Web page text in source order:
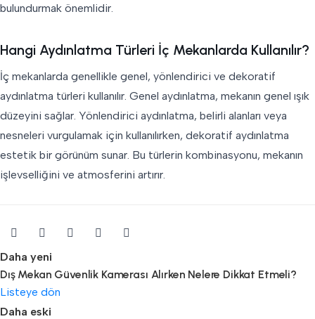
bulundurmak önemlidir.
Hangi Aydınlatma Türleri İç Mekanlarda Kullanılır?
İç mekanlarda genellikle genel, yönlendirici ve dekoratif
aydınlatma türleri kullanılır. Genel aydınlatma, mekanın genel ışık
düzeyini sağlar. Yönlendirici aydınlatma, belirli alanları veya
nesneleri vurgulamak için kullanılırken, dekoratif aydınlatma
estetik bir görünüm sunar. Bu türlerin kombinasyonu, mekanın
işlevselliğini ve atmosferini artırır.
Daha yeni
Dış Mekan Güvenlik Kamerası Alırken Nelere Dikkat Etmeli?
Listeye dön
Daha eski